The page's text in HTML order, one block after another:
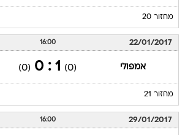
מחזור 20
22/01/2017
16:00
אמפולי (0)
1 : 0
(0)
מחזור 21
29/01/2017
16:00